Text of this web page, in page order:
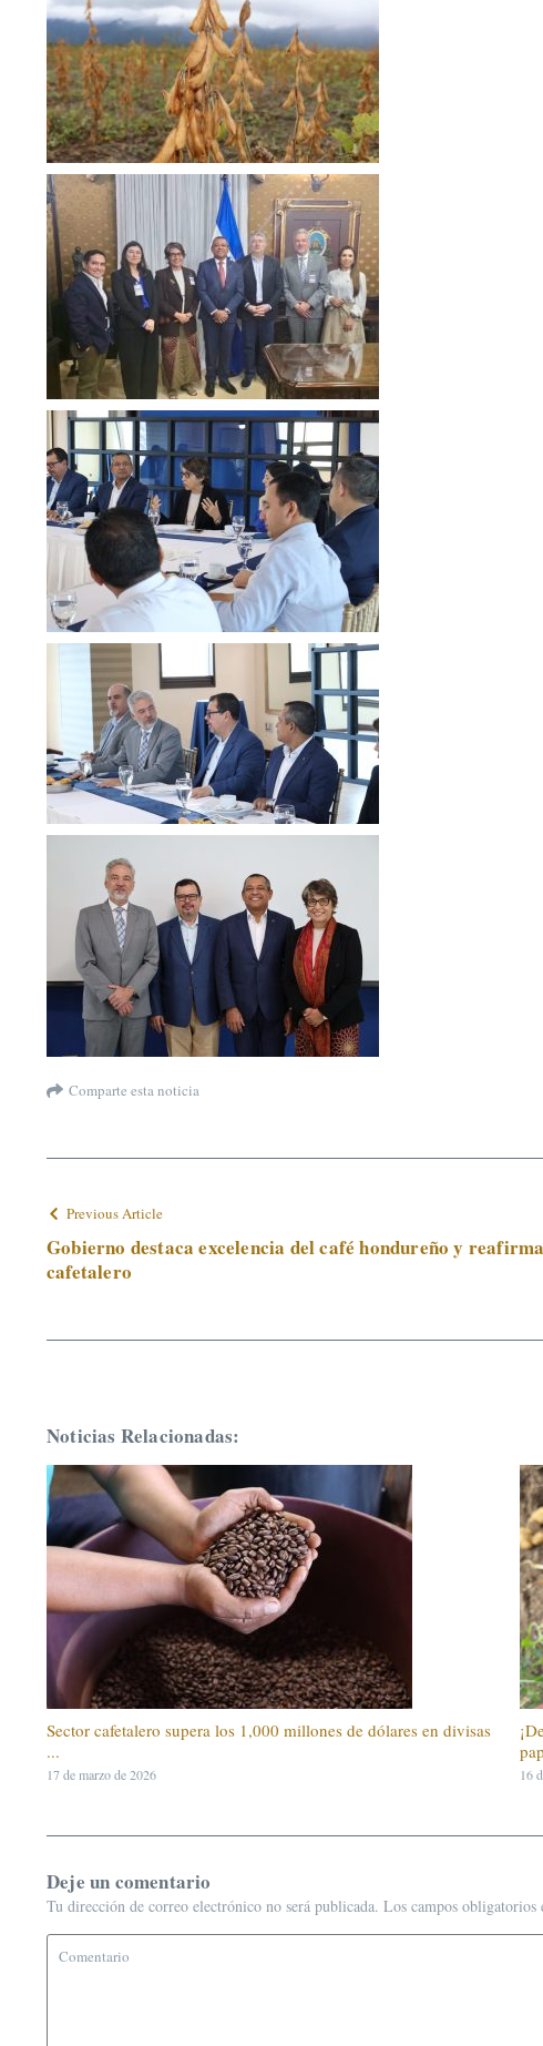
Comparte esta noticia
Previous Article
Gobierno destaca excelencia del café hondureño y
cafetalero
Noticias Relacionadas:
Sector cafetalero supera los 1,000 millones de dólares en divisas
...
17 de marzo de 2026 16
Deje un comentario
Tu dirección de correo electrónico no será publicada. Los campos obligatorios